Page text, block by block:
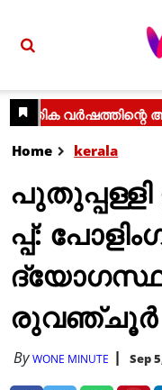
Home kerala
പ്പ്:
ദ്യോ​ഗ​സ്ഥ​ർ
രു​വ​ഞ്ചൂ​ർ
ByWONE MINUTE Sep